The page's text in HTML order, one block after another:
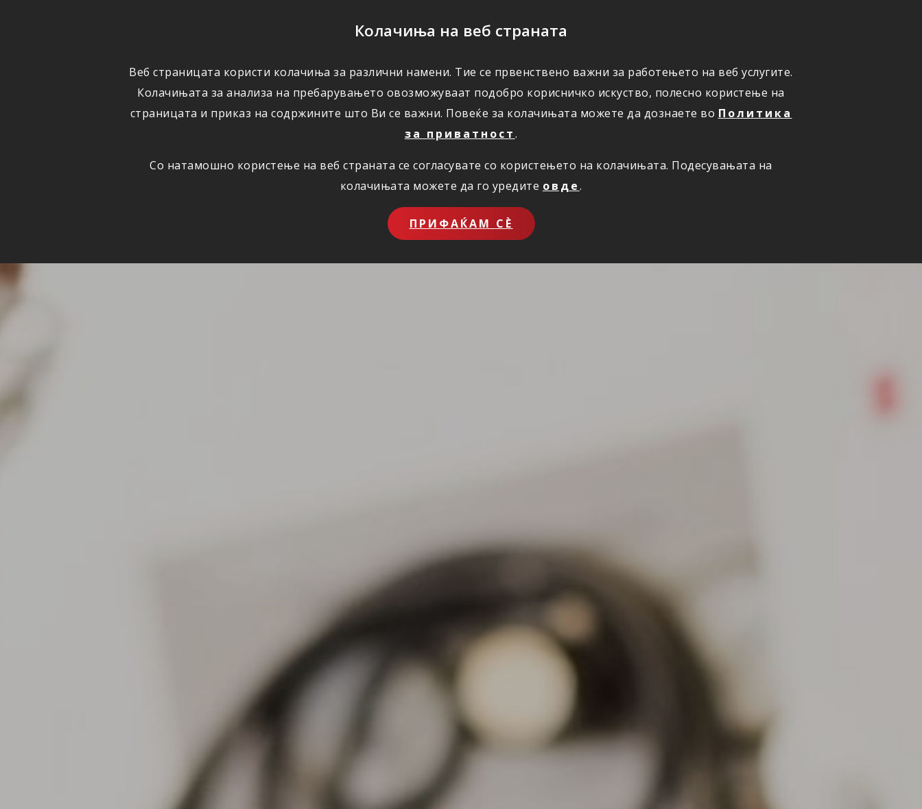
Колачиња на веб страната
Веб страницата користи колачиња за различни намени. Тие се првенствено важни за работењето на веб услугите.
Колачињата за анализа на пребарувањето овозможуваат подобро корисничко искуство, полесно користење на
страницата и приказ на содржините што Ви се важни. Повеќе за колачињата можете да дознаете во Политика
за приватност.
Со натамошно користење на веб страната се согласувате со користењето на колачињата. Подесувањата на
колачињата можете да го уредите овде.
ПРИФАЌАМ СЀ
ОСИГУРУВАЊЕ ШТЕТИ ПОВОЛНОСТИ КОРИСНО ЗА НАС ОНЛАЈН ПРИЈАВИ ШТЕТА